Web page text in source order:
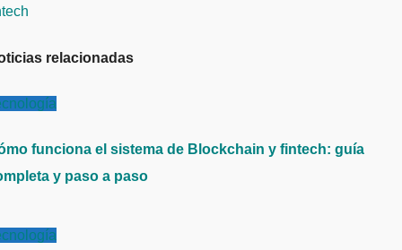
relacionadas
funciona el sistema de Blockchain y fintech: guía
y paso a paso